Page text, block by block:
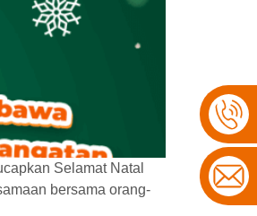
Selamat Natal
bersama orang-